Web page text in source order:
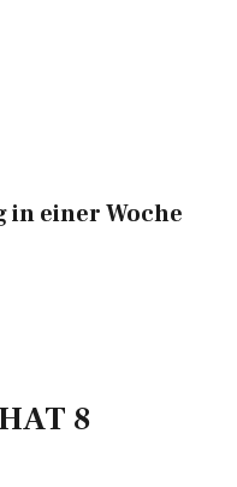
in einer Woche
8